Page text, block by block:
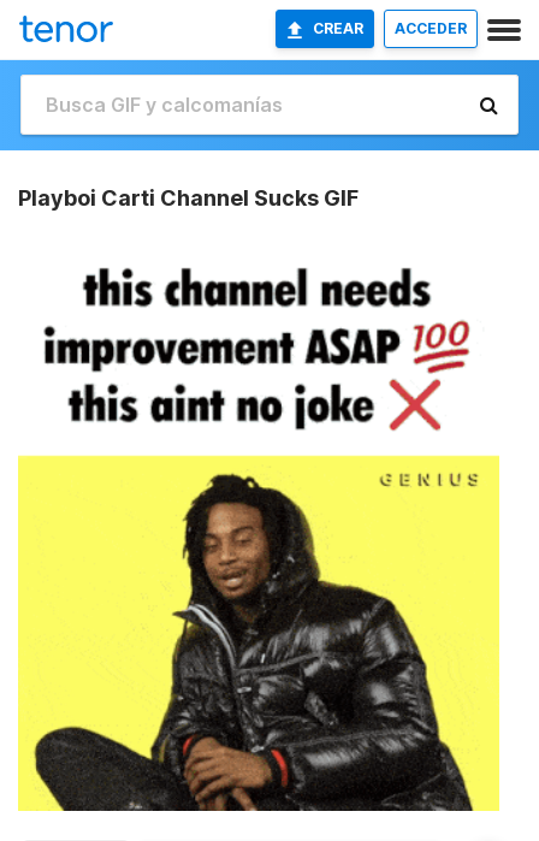
CREAR ACCEDER
Playboi Carti Channel Sucks GIF